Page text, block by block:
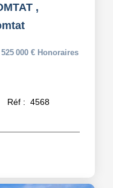
,
525 000 € Honoraires
Réf : 4568